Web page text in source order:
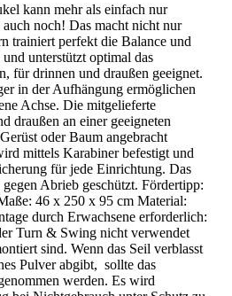
kann mehr als einfach nur
noch! Das macht nicht nur
trainiert perfekt die Balance und
unterstützt optimal das
für drinnen und draußen geeignet.
in der Aufhängung ermöglichen
Achse. Die mitgelieferte
draußen an einer geeigneten
oder Baum angebracht
mittels Karabiner befestigt und
für jede Einrichtung. Das
Abrieb geschützt. Fördertipp:
46 x 250 x 95 cm Material:
durch Erwachsene erforderlich:
Turn & Swing nicht verwendet
sind. Wenn das Seil verblasst
Pulver abgibt, sollte das
werden. Es wird